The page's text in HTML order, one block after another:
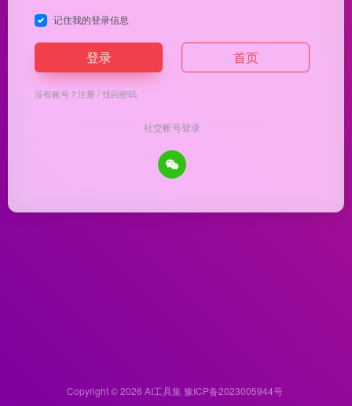
记住我的登录信息
登录 首页
没有账号？注册/找回密码
社交帐号登录
Copyright © 2026 AI工具集 豫ICP备2023005944号